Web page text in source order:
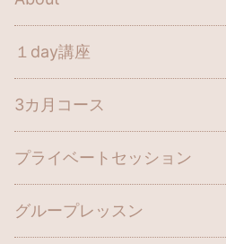
１day講座
3カ月コース
プライベートセッション
グループレッスン